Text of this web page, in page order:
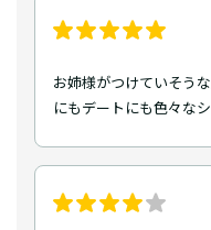
お姉様がつけていそう
にもデートにも色々な